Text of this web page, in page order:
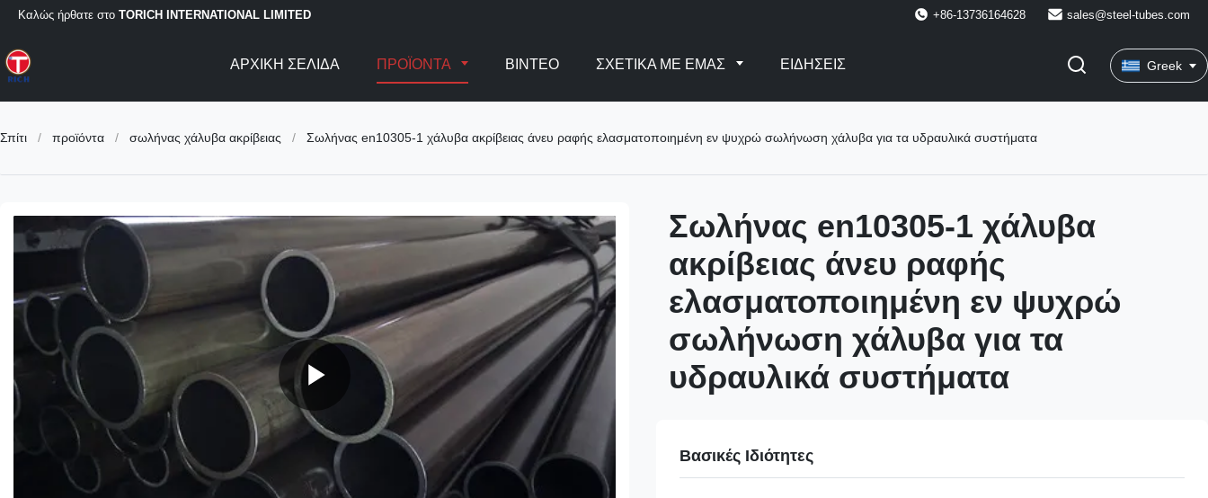
Καλώς ήρθατε στο TORICH INTERNATIONAL LIMITED +86-13736164628 sales@steel-tubes.com
ΑΡΧΙΚΉ ΣΕΛΊΔΑ ΠΡΟΪΌΝΤΑ ΒΊΝΤΕΟ ΣΧΕΤΙΚΆ ΜΕ ΕΜΆΣ ΕΙΔΉΣΕΙΣ Greek
Σπίτι / προϊόντα / σωλήνας χάλυβα ακρίβειας / Σωλήνας en10305-1 χάλυβα ακρίβειας άνευ ραφής ελασματοποιημένη εν ψυχρώ σωλήνωση χάλυβα για τα υδραυλικά συστήματα
Σωλήνας en10305-1 χάλυβα
ακρίβειας άνευ ραφής
ελασματοποιημένη εν ψυχρώ
σωλήνωση χάλυβα για τα
υδραυλικά συστήματα
Βασικές Ιδιότητες